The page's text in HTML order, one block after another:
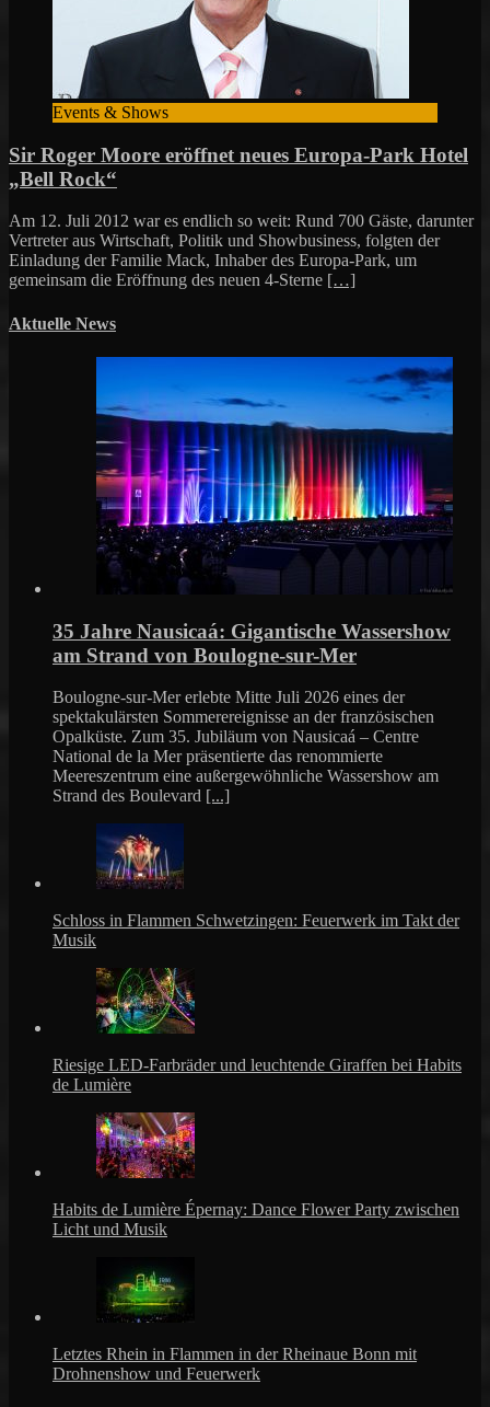
Events & Shows
Sir Roger Moore eröffnet neues Europa-Park Hotel
„Bell Rock“
Am 12. Juli 2012 war es endlich so weit: Rund 700 Gäste, darunter
Vertreter aus Wirtschaft, Politik und Showbusiness, folgten der
Einladung der Familie Mack, Inhaber des Europa-Park, um
gemeinsam die Eröffnung des neuen 4-Sterne […]
Aktuelle News
35 Jahre Nausicaá: Gigantische Wassershow
am Strand von Boulogne-sur-Mer
Boulogne-sur-Mer erlebte Mitte Juli 2026 eines der
spektakulärsten Sommerereignisse an der französischen
Opalküste. Zum 35. Jubiläum von Nausicaá – Centre
National de la Mer präsentierte das renommierte
Meereszentrum eine außergewöhnliche Wassershow am
Strand des Boulevard [...]
Schloss in Flammen Schwetzingen: Feuerwerk im Takt der
Musik
Riesige LED-Farbräder und leuchtende Giraffen bei Habits
de Lumière
Habits de Lumière Épernay: Dance Flower Party zwischen
Licht und Musik
Letztes Rhein in Flammen in der Rheinaue Bonn mit
Drohnenshow und Feuerwerk